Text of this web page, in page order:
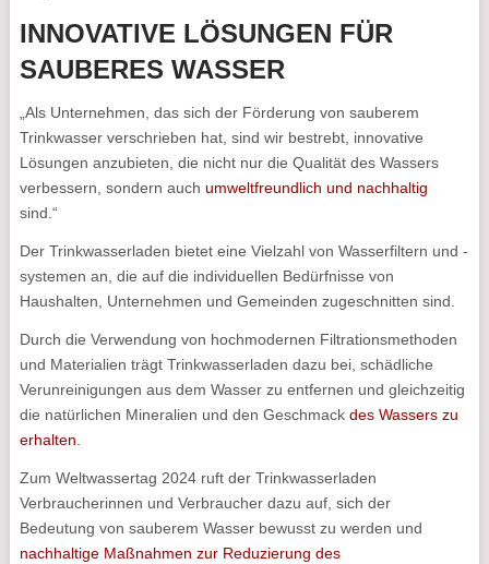
INNOVATIVE LÖSUNGEN FÜR
SAUBERES WASSER
„Als Unternehmen, das sich der Förderung von sauberem
Trinkwasser verschrieben hat, sind wir bestrebt, innovative
Lösungen anzubieten, die nicht nur die Qualität des Wassers
verbessern, sondern auch umweltfreundlich und nachhaltig
sind.“
Der Trinkwasserladen bietet eine Vielzahl von Wasserfiltern und -
systemen an, die auf die individuellen Bedürfnisse von
Haushalten, Unternehmen und Gemeinden zugeschnitten sind.
Durch die Verwendung von hochmodernen Filtrationsmethoden
und Materialien trägt Trinkwasserladen dazu bei, schädliche
Verunreinigungen aus dem Wasser zu entfernen und gleichzeitig
die natürlichen Mineralien und den Geschmack des Wassers zu
erhalten.
Zum Weltwassertag 2024 ruft der Trinkwasserladen
Verbraucherinnen und Verbraucher dazu auf, sich der
Bedeutung von sauberem Wasser bewusst zu werden und
nachhaltige Maßnahmen zur Reduzierung des